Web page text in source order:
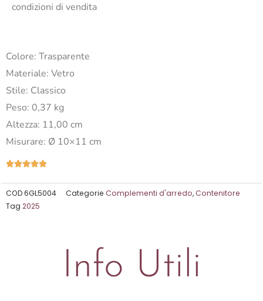
condizioni di vendita
Colore: Trasparente
Materiale: Vetro
Stile: Classico
Peso: 0,37 kg
Altezza: 11,00 cm
Misurare: Ø 10×11 cm
Valutazione
su
COD6GL5004 Categorie Complementi d'arredo,Contenitore
Tag 2025
Info Utili